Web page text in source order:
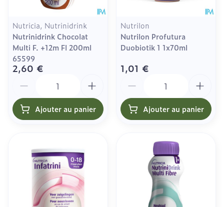
Nutricia, Nutrinidrink
Nutrinidrink Chocolat
Multi F. +12m Fl 200ml
65599
2,60 €
Ajouter au panier
Nutrilon
Nutrilon Profutura
Duobiotik 1 1x70ml
1,01 €
Ajouter au panier